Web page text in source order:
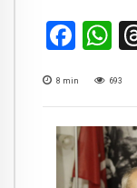
8 min 693